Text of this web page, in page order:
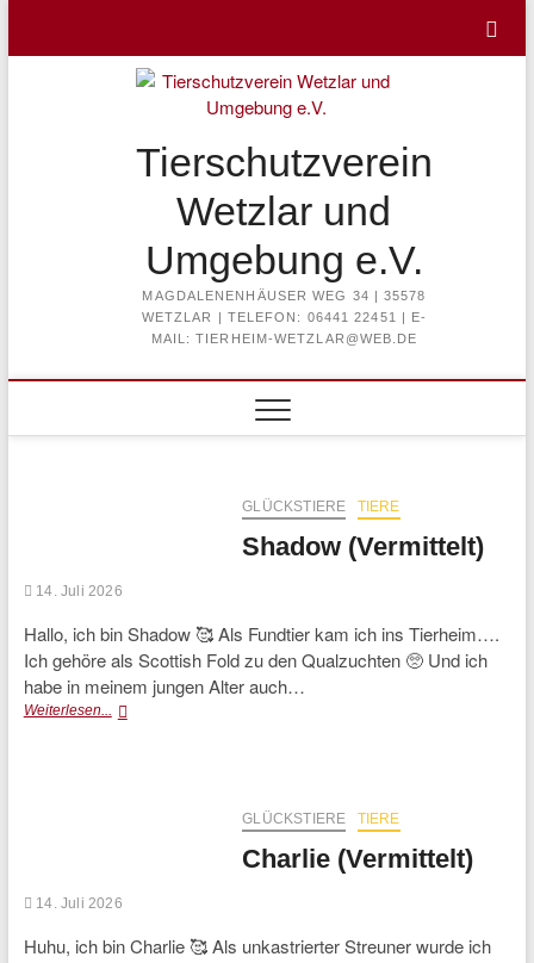
content
Tierschutzverein
Wetzlar und
Umgebung e.V.
MAGDALENENHÄUSER WEG 34 | 35578
WETZLAR | TELEFON: 06441 22451 | E-
MAIL: TIERHEIM-WETZLAR@WEB.DE
GLÜCKSTIERE TIERE
Shadow (Vermittelt)
14. Juli 2026
Hallo, ich bin Shadow 🥰 Als Fundtier kam ich ins Tierheim….
Ich gehöre als Scottish Fold zu den Qualzuchten 🥺 Und ich
habe in meinem jungen Alter auch…
Weiterlesen... Shadow
GLÜCKSTIERE TIERE
Charlie (Vermittelt)
14. Juli 2026
Huhu, ich bin Charlie 🥰 Als unkastrierter Streuner wurde ich